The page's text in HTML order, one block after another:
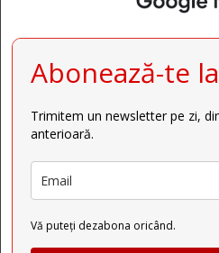
Abonează-te
Trimitem un newsletter pe zi,
anterioară.
Vă puteți dezabona oricând.